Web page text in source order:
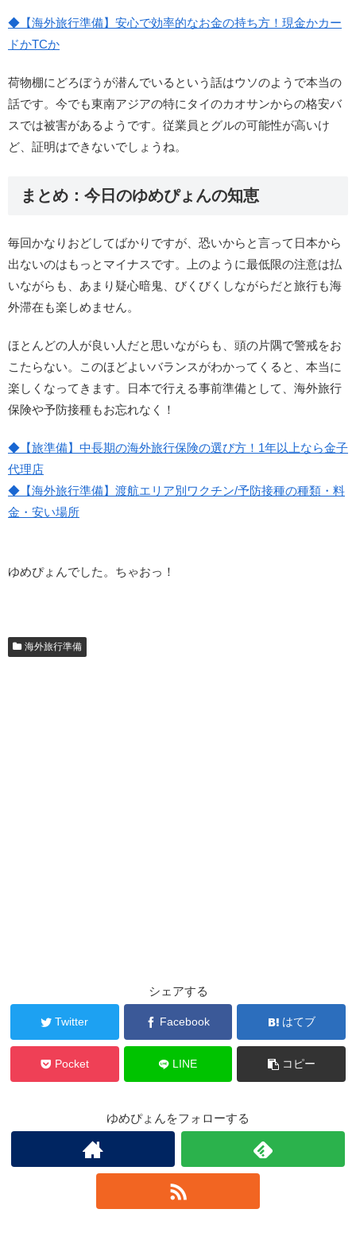
◆【海外旅行準備】安心で効率的なお金の持ち方！現金かカー
ドかTCか
荷物棚にどろぼうが潜んでいるという話はウソのようで本当の
話です。今でも東南アジアの特にタイのカオサンからの格安バ
スでは被害があるようです。従業員とグルの可能性が高いけ
ど、証明はできないでしょうね。
まとめ：今日のゆめぴょんの知恵
毎回かなりおどしてばかりですが、恐いからと言って日本から
出ないのはもっとマイナスです。上のように最低限の注意は払
いながらも、あまり疑心暗鬼、びくびくしながらだと旅行も海
外滞在も楽しめません。
ほとんどの人が良い人だと思いながらも、頭の片隅で警戒をお
こたらない。このほどよいバランスがわかってくると、本当に
楽しくなってきます。日本で行える事前準備として、海外旅行
保険や予防接種もお忘れなく！
◆【旅準備】中長期の海外旅行保険の選び方！1年以上なら金子
代理店
◆【海外旅行準備】渡航エリア別ワクチン/予防接種の種類・料
金・安い場所
ゆめぴょんでした。ちゃおっ！
海外旅行準備
シェアする
Twitter Facebook はてブ
Pocket LINE コピー
ゆめぴょんをフォローする